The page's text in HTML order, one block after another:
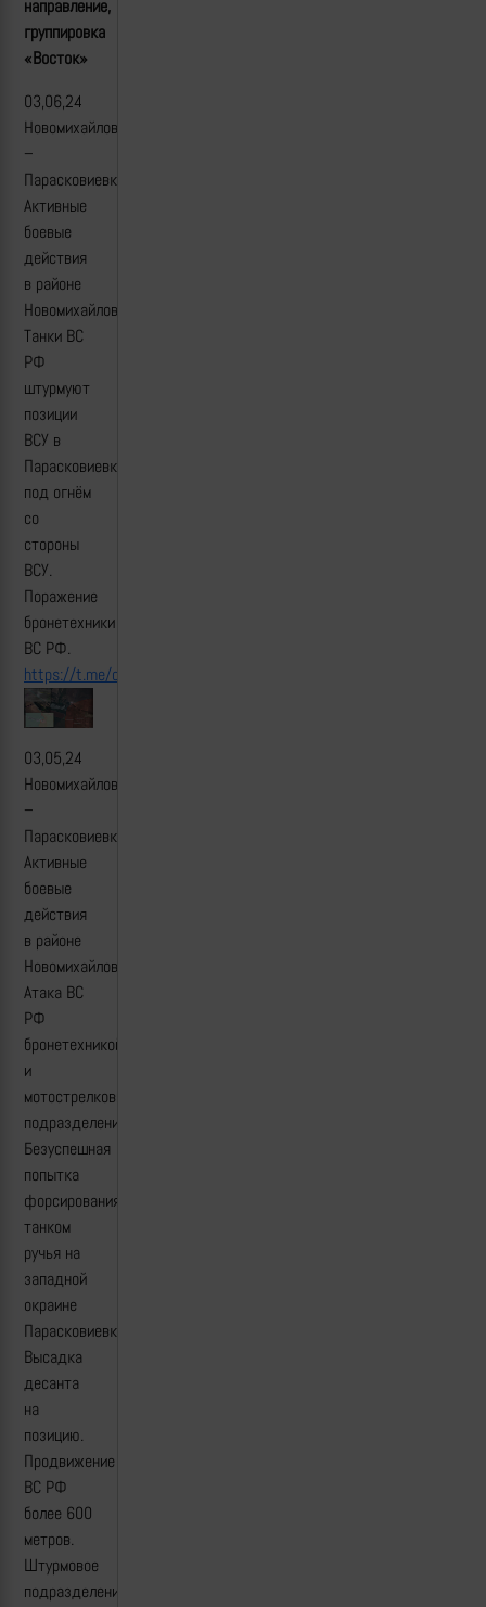
направление,
группировка
«Восток»
03,06,24
Новомихайловка
–
Парасковиевка.
Активные
боевые
действия
в районе
Новомихайловки.
Танки ВС
РФ
штурмуют
позиции
ВСУ в
Парасковиевке
под огнём
со
стороны
ВСУ.
Поражение
бронетехники
ВС РФ.
https://t.me/creamy_caprice/5717
03,05,24
Новомихайловка
–
Парасковиевка.
Активные
боевые
действия
в районе
Новомихайловки.
Атака ВС
РФ
бронетехникой
и
мотострелковым
подразделением.
Безуспешная
попытка
форсирования
танком
ручья на
западной
окраине
Парасковиевки.
Высадка
десанта
на
позицию.
Продвижение
ВС РФ
более 600
метров.
Штурмовое
подразделение